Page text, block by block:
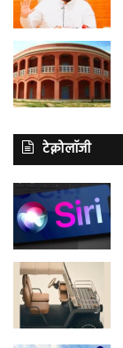
टेक्नोलॉजी